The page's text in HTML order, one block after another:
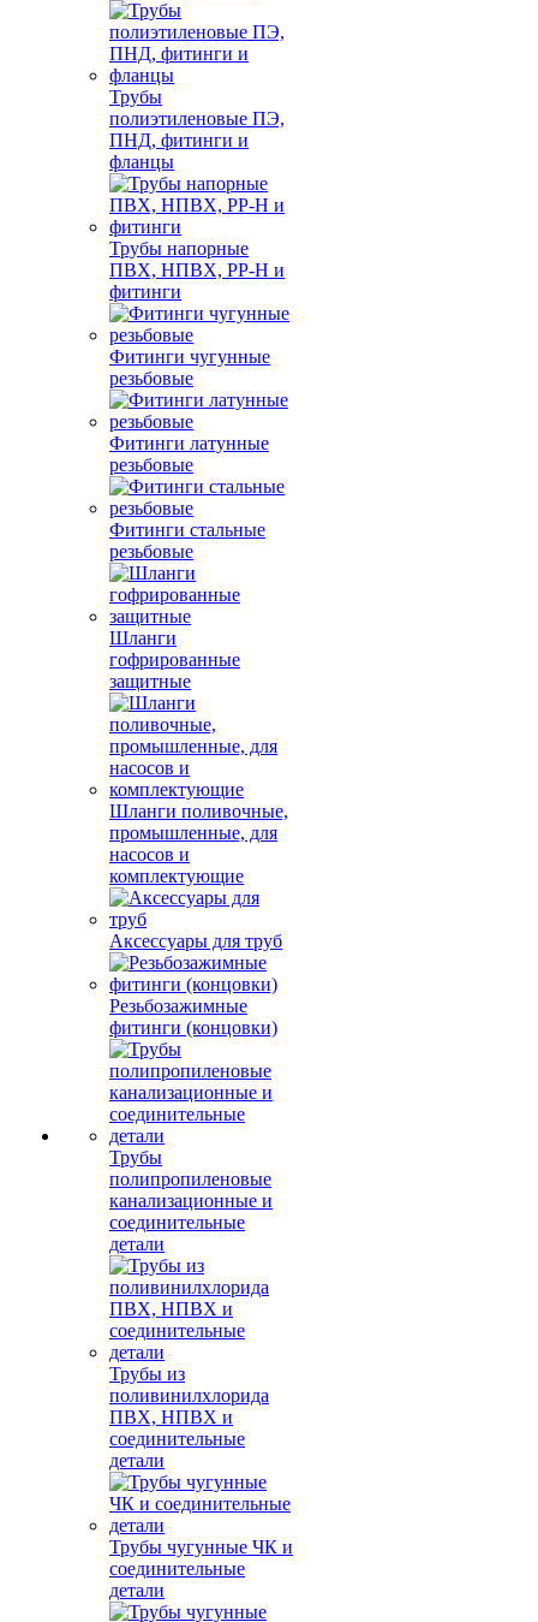
Трубы
полиэтиленовые ПЭ,
ПНД, фитинги и
фланцы
Трубы напорные
ПВХ, НПВХ, PP-H и
фитинги
Фитинги чугунные
резьбовые
Фитинги латунные
резьбовые
Фитинги стальные
резьбовые
Шланги
гофрированные
защитные
Шланги поливочные,
промышленные, для
насосов и
комплектующие
Аксессуары для труб
Резьбозажимные
фитинги (концовки)
Трубы
полипропиленовые
канализационные и
соединительные
детали
Трубы из
поливинилхлорида
ПВХ, НПВХ и
соединительные
детали
Трубы чугунные ЧК и
соединительные
детали